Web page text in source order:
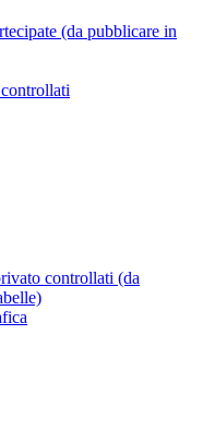
(da pubblicare in
controllati (da